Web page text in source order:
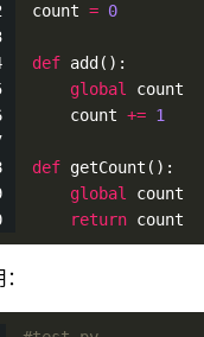
count = 0
def add ():
global count
    count
+= 1
def getCount ():
global count
return count